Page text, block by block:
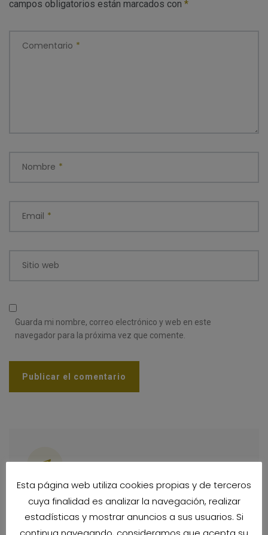
campos obligatorios están marcados con *
Comentario *
Nombre *
Email *
Sitio web
Guarda mi nombre, correo electrónico y web en este
navegador para la próxima vez que comente.
Destinos para viajar en 2026
Suscríbete a nuestro boletín para estar al día de las
Esta página web utiliza cookies propias y de terceros
cuya finalidad es analizar la navegación, realizar
estadísticas y mostrar anuncios a sus usuarios. Si